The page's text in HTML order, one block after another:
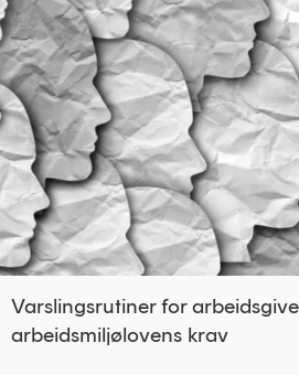
Varslingsrutiner for
arbeidsmiljølovens krav